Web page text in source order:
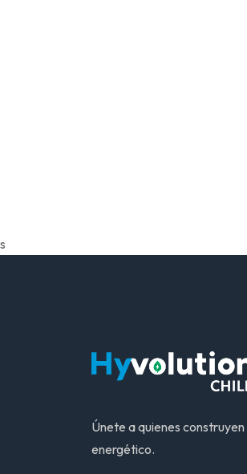
s
Únete a quienes
energético.